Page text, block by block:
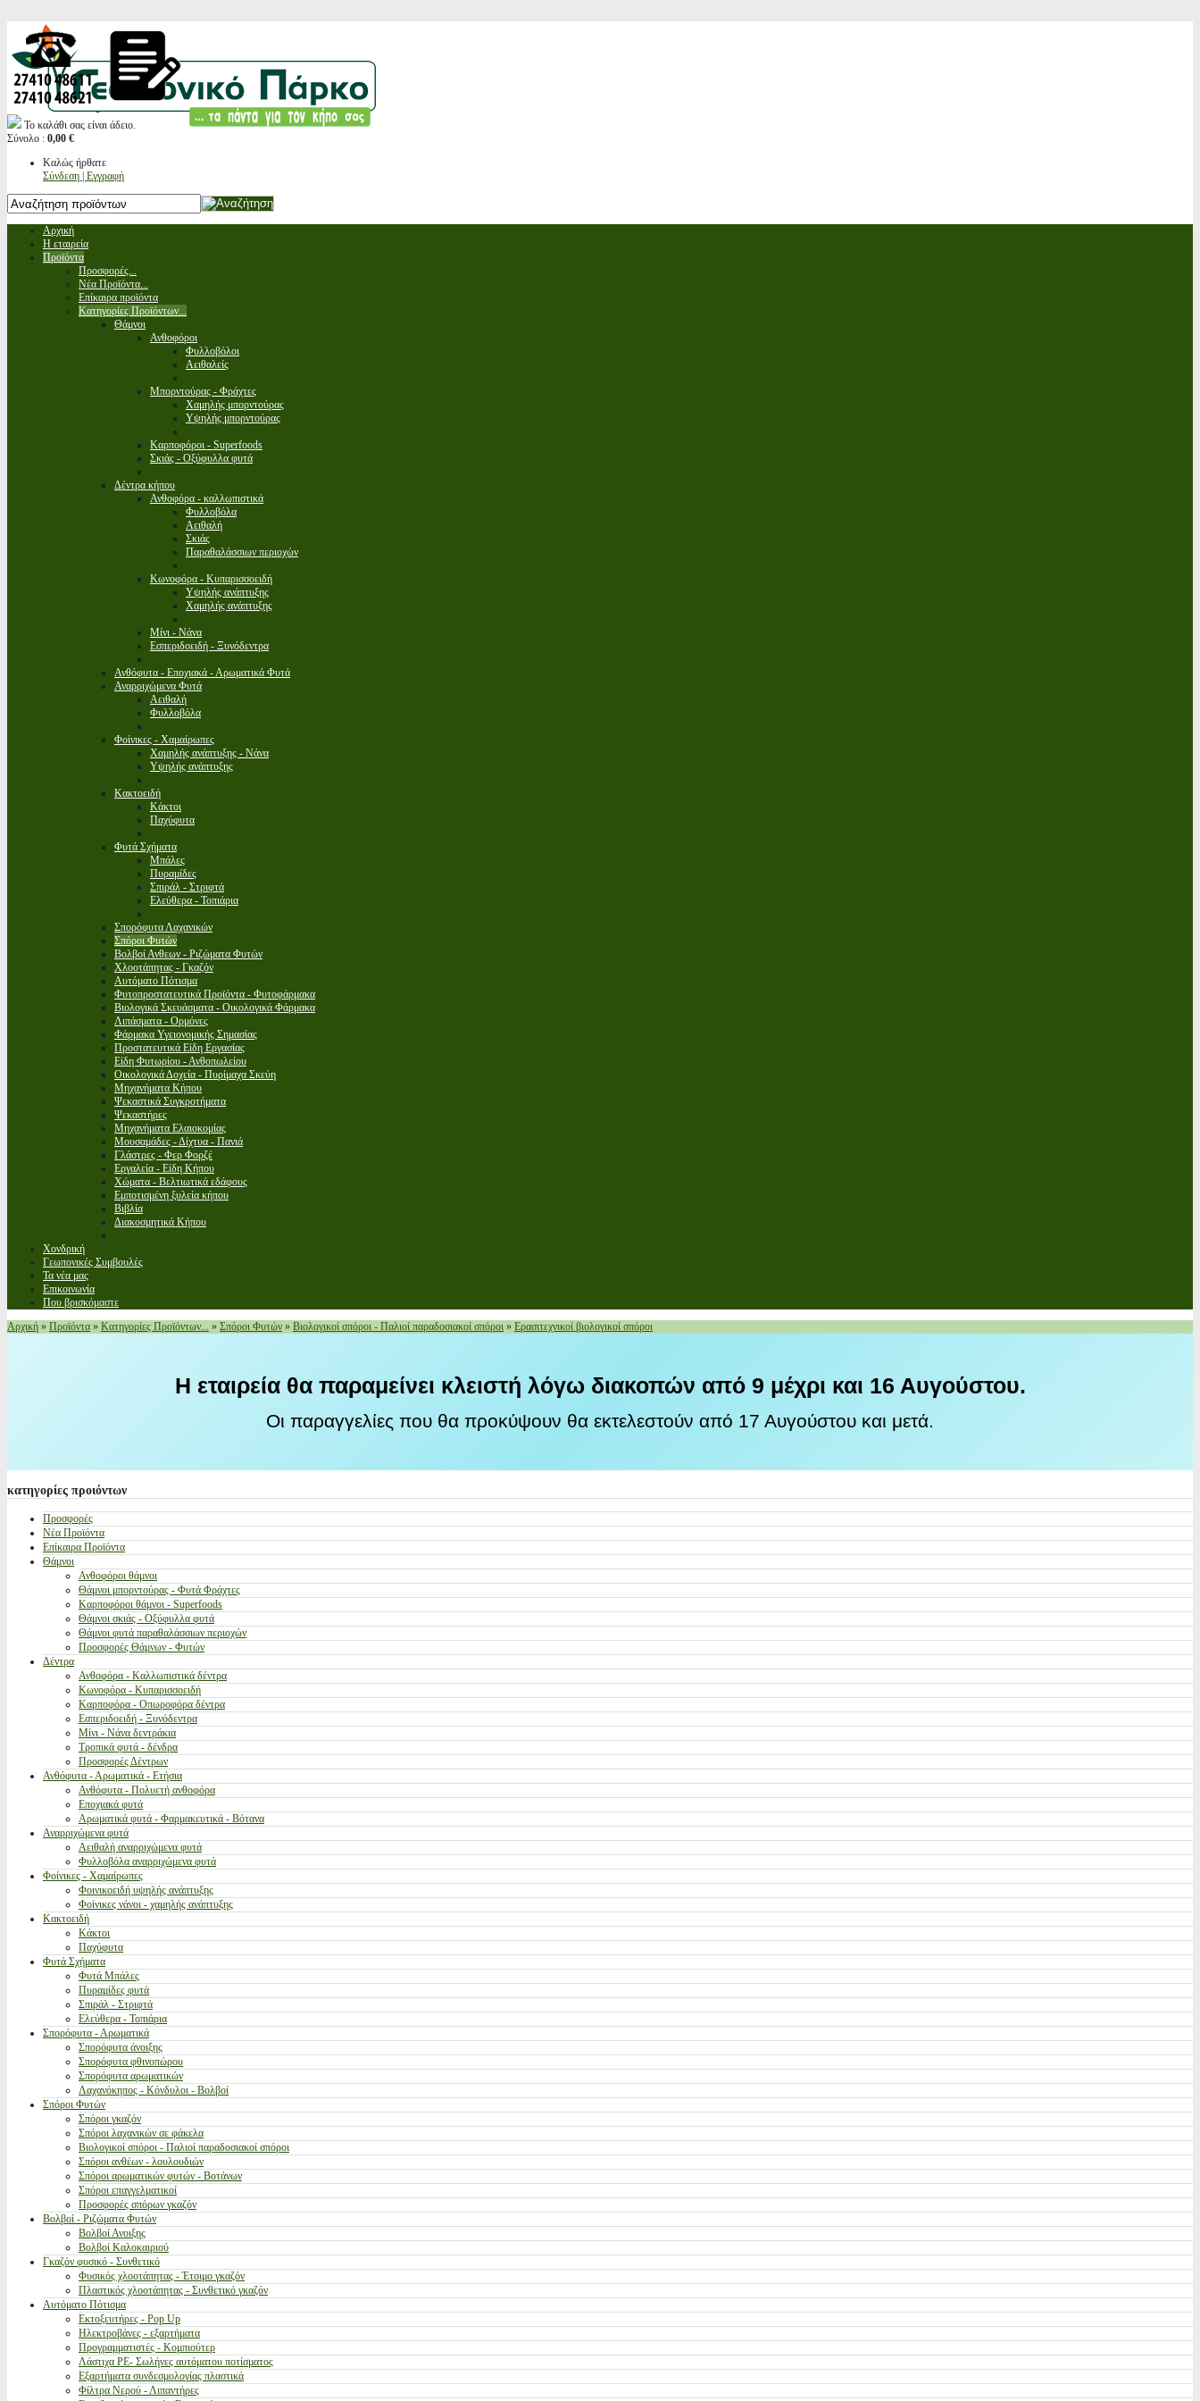
Το καλάθι σας είναι άδειο.
Σύνολο : 0,00 €
Καλώς ήρθατε
Σύνδεση | Εγγραφή
Αρχική
Η εταιρεία
Προϊόντα
Προσφορές...
Νέα Προϊόντα...
Επίκαιρα προϊόντα
Κατηγορίες Προϊόντων...
Θάμνοι
Ανθοφόροι
Φυλλοβόλοι
Αειθαλείς
Μπορντούρας - Φράχτες
Χαμηλής μπορντούρας
Υψηλής μπορντούρας
Καρποφόροι - Superfoods
Σκιάς - Οξύφυλλα φυτά
Δέντρα κήπου
Ανθοφόρα - καλλωπιστικά
Φυλλοβόλα
Αειθαλή
Σκιάς
Παραθαλάσσιων περιοχών
Κωνοφόρα - Κυπαρισσοειδή
Υψηλής ανάπτυξης
Χαμηλής ανάπτυξης
Μίνι - Νάνα
Εσπεριδοειδή - Ξυνόδεντρα
Ανθόφυτα - Εποχιακά - Αρωματικά Φυτά
Αναρριχώμενα Φυτά
Αειθαλή
Φυλλοβόλα
Φοίνικες - Χαμαίρωπες
Χαμηλής ανάπτυξης - Νάνα
Υψηλής ανάπτυξης
Κακτοειδή
Κάκτοι
Παχύφυτα
Φυτά Σχήματα
Μπάλες
Πυραμίδες
Σπιράλ - Στριφτά
Ελεύθερα - Τοπιάρια
Σπορόφυτα Λαχανικών
Σπόροι Φυτών
Βολβοί Ανθεων - Ριζώματα Φυτών
Χλοοτάπητας - Γκαζόν
Αυτόματο Πότισμα
Φυτοπροστατευτικά Προϊόντα - Φυτοφάρμακα
Βιολογικά Σκευάσματα - Οικολογικά Φάρμακα
Λιπάσματα - Ορμόνες
Φάρμακα Υγειονομικής Σημασίας
Προστατευτικά Είδη Εργασίας
Είδη Φυτωρίου - Ανθοπωλείου
Οικολογικά Δοχεία - Πυρίμαχα Σκεύη
Μηχανήματα Κήπου
Ψεκαστικά Συγκροτήματα
Ψεκαστήρες
Μηχανήματα Ελαιοκομίας
Μουσαμάδες - Δίχτυα - Πανιά
Γλάστρες - Φερ Φορζέ
Εργαλεία - Είδη Κήπου
Χώματα - Βελτιωτικά εδάφους
Εμποτισμένη ξυλεία κήπου
Βιβλία
Διακοσμητικά Κήπου
Χονδρική
Γεωπονικές Συμβουλές
Τα νέα μας
Επικοινωνία
Που βρισκόμαστε
Αρχική » Προϊόντα » Κατηγορίες Προϊόντων... » Σπόροι Φυτών » Βιολογικοί σπόροι - Παλιοί παραδοσιακοί σπόροι » Ερασιτεχνικοί βιολογικοί σπόροι
Η εταιρεία θα παραμείνει κλειστή λόγω διακοπών από 9 μέχρι και 16 Αυγούστου.
Οι παραγγελίες που θα προκύψουν θα εκτελεστούν από 17 Αυγούστου και μετά.
κατηγορίες προιόντων
Προσφορές
Νέα Προϊόντα
Επίκαιρα Προϊόντα
Θάμνοι
Ανθοφόροι θάμνοι
Θάμνοι μπορντούρας - Φυτά Φράχτες
Καρποφόροι θάμνοι - Superfoods
Θάμνοι σκιάς - Οξύφυλλα φυτά
Θάμνοι φυτά παραθαλάσσιων περιοχών
Προσφορές Θάμνων - Φυτών
Δέντρα
Ανθοφόρα - Καλλωπιστικά δέντρα
Κωνοφόρα - Κυπαρισσοειδή
Καρποφόρα - Οπωροφόρα δέντρα
Εσπεριδοειδή - Ξυνόδεντρα
Μίνι - Νάνα δεντράκια
Τροπικά φυτά - δένδρα
Προσφορές Δέντρων
Ανθόφυτα - Αρωματικά - Ετήσια
Ανθόφυτα - Πολυετή ανθοφόρα
Εποχιακά φυτά
Αρωματικά φυτά - Φαρμακευτικά - Βότανα
Αναρριχώμενα φυτά
Αειθαλή αναρριχώμενα φυτά
Φυλλοβόλα αναρριχώμενα φυτά
Φοίνικες - Χαμαίρωπες
Φοινικοειδή υψηλής ανάπτυξης
Φοίνικες νάνοι - χαμηλής ανάπτυξης
Κακτοειδή
Κάκτοι
Παχύφυτα
Φυτά Σχήματα
Φυτά Μπάλες
Πυραμίδες φυτά
Σπιράλ - Στριφτά
Ελεύθερα - Τοπιάρια
Σπορόφυτα - Αρωματικά
Σπορόφυτα άνοιξης
Σπορόφυτα φθινοπώρου
Σπορόφυτα αρωματικών
Λαχανόκηπος - Κόνδυλοι - Βολβοί
Σπόροι Φυτών
Σπόροι γκαζόν
Σπόροι λαχανικών σε φάκελα
Βιολογικοί σπόροι - Παλιοί παραδοσιακοί σπόροι
Σπόροι ανθέων - λουλουδιών
Σπόροι αρωματικών φυτών - Βοτάνων
Σπόροι επαγγελματικοί
Προσφορές σπόρων γκαζόν
Βολβοί - Ριζώματα Φυτών
Βολβοί Ανοιξης
Βολβοί Καλοκαιριού
Γκαζόν φυσικό - Συνθετικό
Φυσικός χλοοτάπητας - Έτοιμο γκαζόν
Πλαστικός χλοοτάπητας - Συνθετικό γκαζόν
Αυτόματο Πότισμα
Εκτοξευτήρες - Pop Up
Ηλεκτροβάνες - εξαρτήματα
Προγραμματιστές - Κομπιούτερ
Λάστιχα PE- Σωλήνες αυτόματου ποτίσματος
Εξαρτήματα συνδεσμολογίας πλαστικά
Φίλτρα Νερού - Λιπαντήρες